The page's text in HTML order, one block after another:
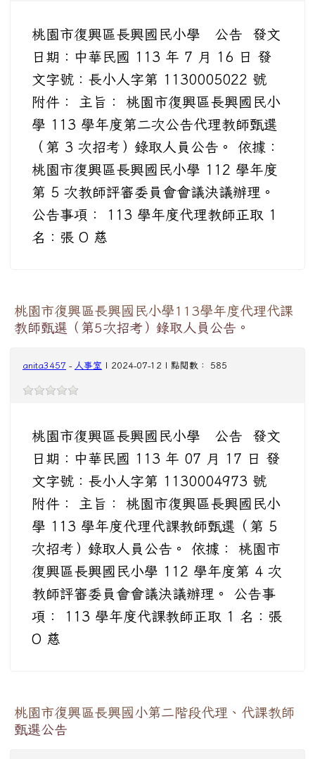
桃園市復興區長興國民小學 公告 發文
日期：中華民國 113 年 7 月 16 日 發
文字號：長小人字第 1130005022 號
附件： 主旨： 桃園市復興區長興國民小
學 113 學年度第二次公告代理教師甄選
（第 3 次招考）錄取人員公告。 依據：
桃園市復興區長興國民小學 112 學年度
第 5 次教師評審委員會會議決議辦理。
公告事項： 113 學年度代理教師正取 1
名：張 O 慈
桃園市復興區長興國民小學113學年度代理代課
教師甄選（第5次招考）錄取人員公告。
anita3457 - 人事室 | 2024-07-12 | 點閱數： 585
桃園市復興區長興國民小學 公告 發文
日期：中華民國 113 年 07 月 17 日 發
文字號：長小人字第 1130004973 號
附件： 主旨： 桃園市復興區長興國民小
學 113 學年度代理代課教師甄選（第 5
次招考）錄取人員公告。 依據： 桃園市
復興區長興國民小學 112 學年度第 4 次
教師評審委員會會議決議辦理。 公告事
項： 113 學年度代課教師正取 1 名：張
O 慈
桃園市復興區長興國小第二階段代理、代課教師
甄選公告